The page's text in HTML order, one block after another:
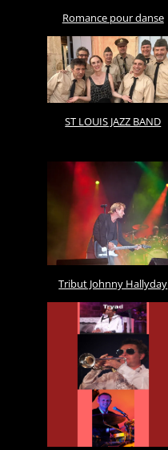
Romance pour danse
ST LOUIS JAZZ BAND
Tribut Johnny Hallyday